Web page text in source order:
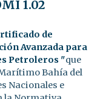
1.02
de
Avanzada para
Petroleros "que
Bahía del
Nacionales e